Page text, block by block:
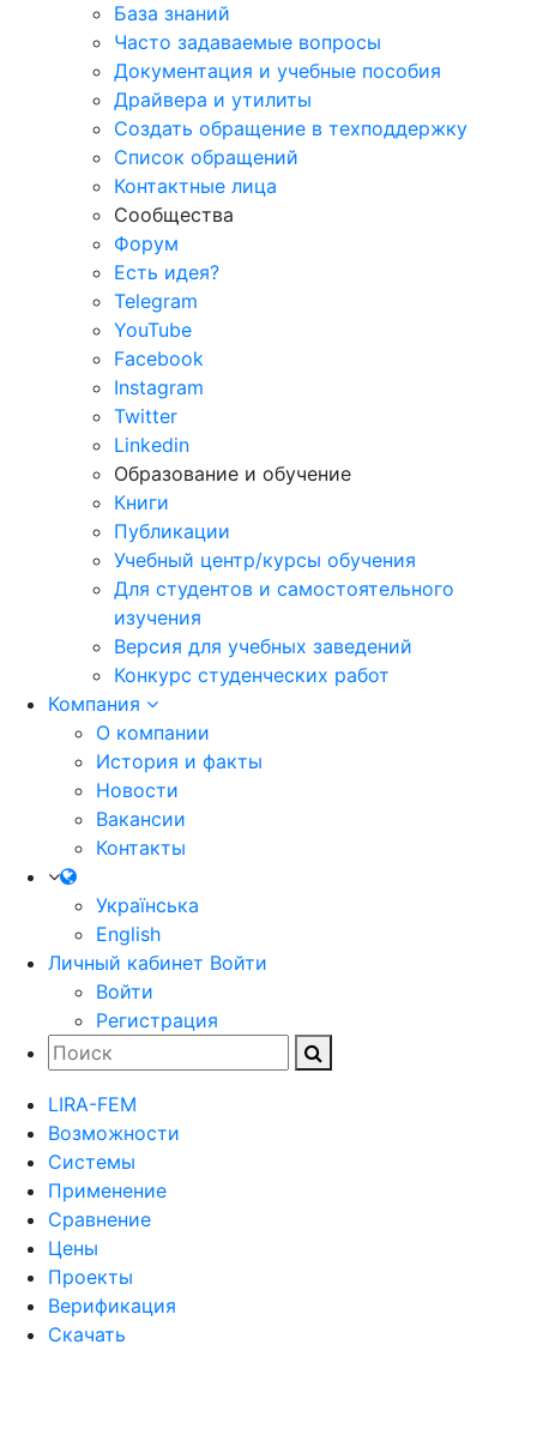
База знаний
Часто задаваемые вопросы
Документация и учебные пособия
Драйвера и утилиты
Создать обращение в техподдержку
Список обращений
Контактные лица
Сообщества
Форум
Есть идея?
Telegram
YouTube
Facebook
Instagram
Twitter
Linkedin
Образование и обучение
Книги
Публикации
Учебный центр/курсы обучения
Для студентов и самостоятельного
изучения
Версия для учебных заведений
Конкурс студенческих работ
Компания
О компании
История и факты
Новости
Вакансии
Контакты
Українська
English
Личный кабинет Войти
Войти
Регистрация
LIRA-FEM
Возможности
Cистемы
Применение
Сравнение
Цены
Проекты
Верификация
Скачать